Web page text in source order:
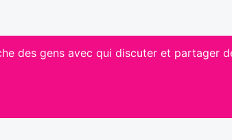
des gens avec qui discuter et partager